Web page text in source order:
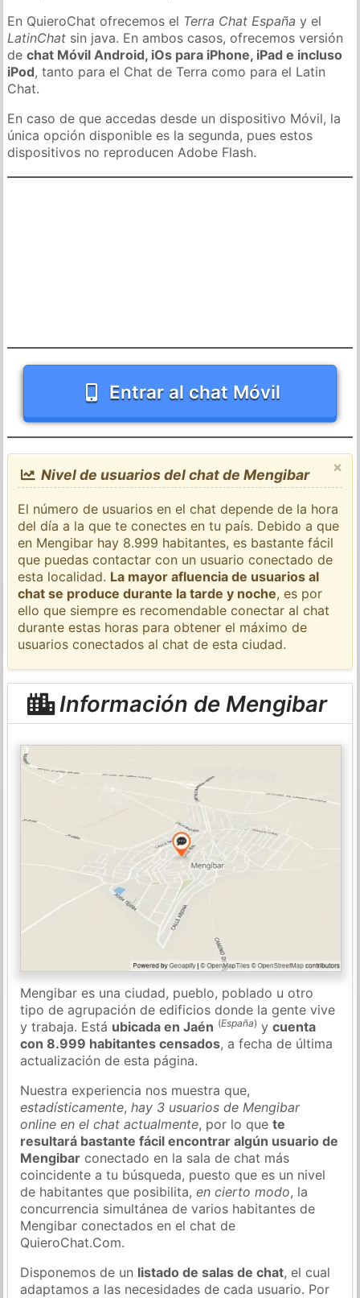
En QuieroChat ofrecemos el Terra Chat España y el
LatinChat sin java. En ambos casos, ofrecemos versión
dechat Móvil Android, iOs para iPhone, iPad e incluso
iPod, tanto para el Chat de Terra como para el Latin
Chat.
En caso de que accedas desde un dispositivo Móvil, la
única opción disponible es la segunda, pues estos
dispositivos no reproducen Adobe Flash.
Entrar al chat Móvil
×
Nivel de usuarios del chat de Mengibar
El número de usuarios en el chat depende de la hora
del día a la que te conectes en tu país. Debido a que
en Mengibar hay 8.999 habitantes, es bastante fácil
que puedas contactar con un usuario conectado de
esta localidad. La mayor afluencia de usuarios al
chat se produce durante la tarde y noche, es por
ello que siempre es recomendable conectar al chat
durante estas horas para obtener el máximo de
usuarios conectados al chat de esta ciudad.
Información de Mengibar
Mengibar es una ciudad, pueblo, poblado u otro
tipo de agrupación de edificios donde la gente vive
y trabaja. Está ubicada en Jaén (España) ycuenta
con 8.999 habitantes censados, a fecha de última
actualización de esta página.
Nuestra experiencia nos muestra que,
estadísticamente,hay 3 usuarios de Mengibar
online en el chat actualmente, por lo quete
resultará bastante fácil encontrar algún usuario de
Mengibar conectado en la sala de chat más
coincidente a tu búsqueda, puesto que es un nivel
de habitantes que posibilita,en cierto modo, la
concurrencia simultánea de varios habitantes de
Mengibar conectados en el chat de
QuieroChat.Com.
Disponemos de un listado de salas de chat, el cual
adaptamos a las necesidades de cada usuario. Por